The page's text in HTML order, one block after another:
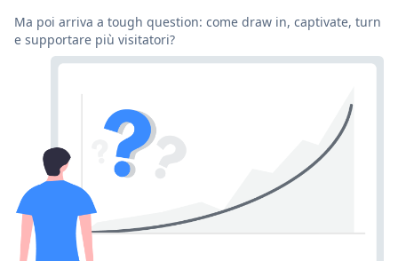
Ma poi arriva a tough question: come draw in, captivate, turn
e supportare più visitatori?